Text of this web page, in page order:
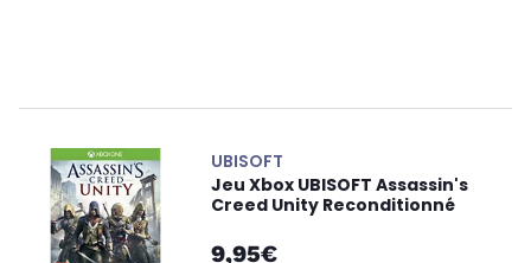
UBISOFT
Jeu Xbox UBISOFT Assassin's
Creed Unity Reconditionné
9,95€